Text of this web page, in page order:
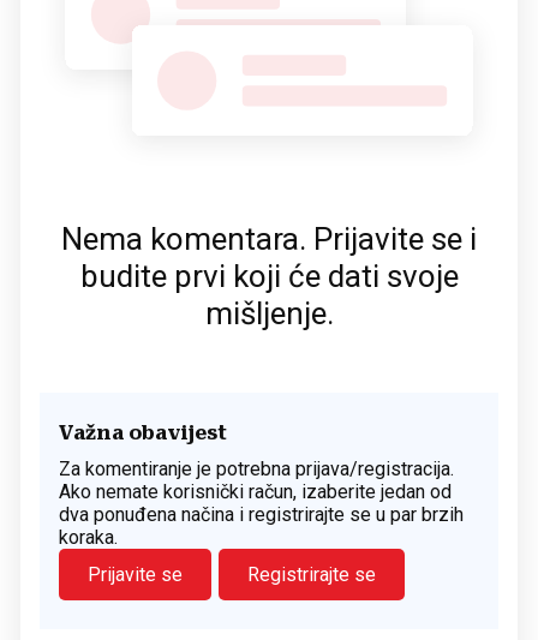
Nema komentara. Prijavite se i
budite prvi koji će dati svoje
mišljenje.
Važna obavijest
Za komentiranje je potrebna prijava/registracija.
Ako nemate korisnički račun, izaberite jedan od
dva ponuđena načina i registrirajte se u par brzih
koraka.
Prijavite se
Registrirajte se